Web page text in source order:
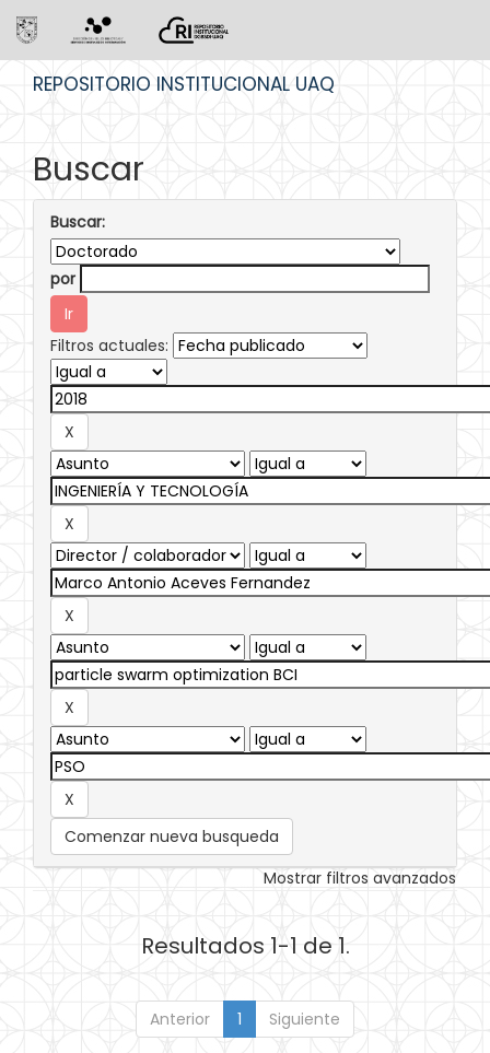
REPOSITORIO INSTITUCIONAL UAQ
Buscar
Buscar:
por
Filtros actuales:
Comenzar nueva busqueda
Mostrar filtros avanzados
Resultados 1-1 de 1.
Anterior 1 Siguiente